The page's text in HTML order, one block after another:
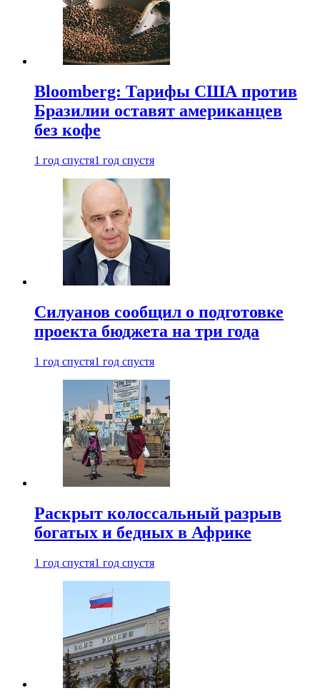
Bloomberg: Тарифы США против
Бразилии оставят американцев
без кофе
1 год спустя1 год спустя
Силуанов сообщил о подготовке
проекта бюджета на три года
1 год спустя1 год спустя
Раскрыт колоссальный разрыв
богатых и бедных в Африке
1 год спустя1 год спустя